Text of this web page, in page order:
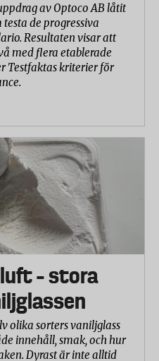
som går att fälla ut
både fram och bak
bära med sig skydden,
för att aktivera
dyra. Pris: Cirka 1200-
som fungerar på flera
på hala underlag och
Pris: Från 1000 kronor.
kryckor
halkskydd för käppar och
av Optoco AB låtit
de progressiva
Resultaten visar att
med flera etablerade
Testfaktas kriterier för
– stora
olika sorters vaniljglass
innehåll, smak, och hur
Dyrast är inte alltid